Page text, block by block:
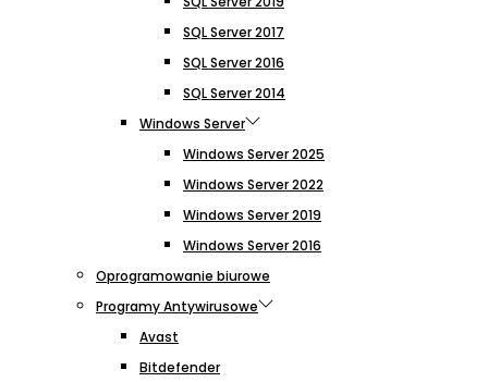
SQL Server 2017
SQL Server 2016
SQL Server 2014
Windows Server
Windows Server 2025
Windows Server 2022
Windows Server 2019
Windows Server 2016
Oprogramowanie biurowe
Programy Antywirusowe
Avast
Bitdefender